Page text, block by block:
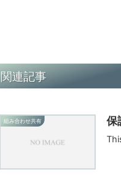
関連記事
組み合わせ共有 保